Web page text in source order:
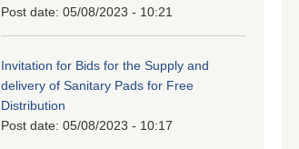
Post date: 05/08/2023 - 10:21
Invitation for Bids for the Supply and
delivery of Sanitary Pads for Free
Distribution
Post date: 05/08/2023 - 10:17